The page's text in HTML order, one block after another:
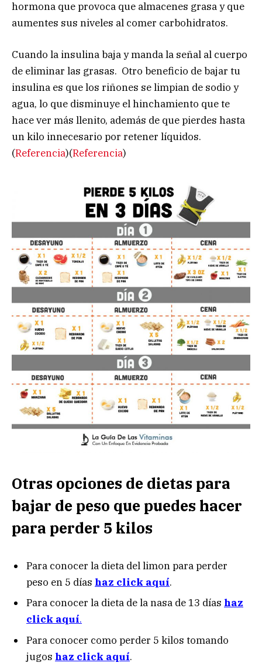
hormona que provoca que almacenes grasa y que
aumentes sus niveles al comer carbohidratos.
Cuando la insulina baja y manda la señal al cuerpo
de eliminar las grasas. Otro beneficio de bajar tu
insulina es que los riñones se limpian de sodio y
agua, lo que disminuye el hinchamiento que te
hace ver más llenito, además de que pierdes hasta
un kilo innecesario por retener líquidos.
(Referencia)(Referencia)
Otras opciones de dietas para
bajar de peso que puedes hacer
para perder 5 kilos
Para conocer la dieta del limon para perder
peso en 5 días haz click aquí.
Para conocer la dieta de la nasa de 13 días haz
click aquí.
Para conocer como perder 5 kilos tomando
jugos haz click aquí.